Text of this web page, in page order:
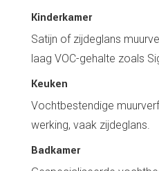
Kinderkamer
Satijn of zijdeglans
laag VOC-gehalte zoals
Keuken
Vochtbestendige
werking, vaak zijdeglans.
Badkamer